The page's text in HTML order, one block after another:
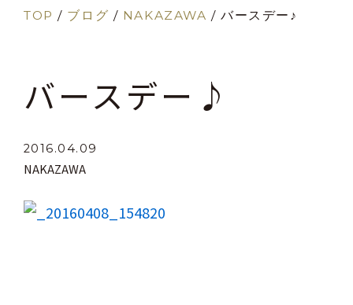
TOP / ブログ / NAKAZAWA /バースデー♪
バースデー♪
2016.04.09
NAKAZAWA